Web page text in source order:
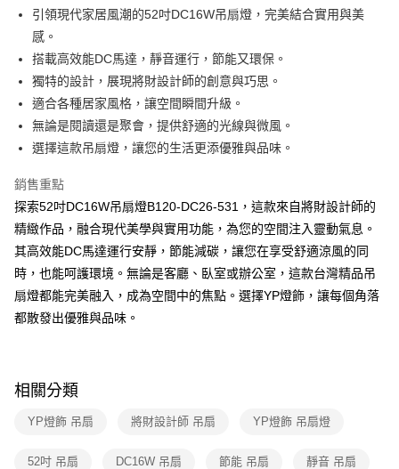
街口支付
悠遊付
Google Pay
全盈+PAY
AFTEE先享後付
【關於「AFTEE先享後付」】
AFTEE先享後付是「在收到商品之後才付款」的支付方式。 讓您購物簡單
便利好安心！
１．簡單：不需註冊會員、不需綁卡、不需儲值。
２．便利：只要手機號碼，簡訊認證，即可結帳。
【「AFTEE先享後付」結帳流程】
１．於結帳方式選擇「AFTEE先享後付」後，將跳轉至「AFTEE先享後付」
結帳頁面，進行簡訊認證並確認金額後，即可完成結帳。
※ 請注意：結帳手續完成當下不需立刻繳費，但若您需要取消訂單，請聯絡
後付繳納相關費用。
是否繳費成功／繳費後需取消欲退款等相關疑問，請聯繫「AFTEE先享後付
新竹貨運宅配
每筆NT$180，滿NT$5,000(含以上)免運費
引領現代家居風潮的52吋DC16W吊扇燈，完美結合實用與美
感。
搭載高效能DC馬達，靜音運行，節能又環保。
獨特的設計，展現將財設計師的創意與巧思。
適合各種居家風格，讓空間瞬間升級。
無論是閱讀還是聚會，提供舒適的光線與微風。
選擇這款吊扇燈，讓您的生活更添優雅與品味。
銷售重點
探索52吋DC16W吊扇燈B120-DC26-531，這款來自將財設計師的
精緻作品，融合現代美學與實用功能，為您的空間注入靈動氣息。
其高效能DC馬達運行安靜，節能減碳，讓您在享受舒適涼風的同
時，也能呵護環境。無論是客廳、臥室或辦公室，這款台灣精品吊
扇燈都能完美融入，成為空間中的焦點。選擇YP燈飾，讓每個角落
都散發出優雅與品味。
相關分類
YP燈飾 吊扇 將財設計師 吊扇 YP燈飾 吊扇燈
52吋 吊扇 DC16W 吊扇 節能 吊扇 靜音 吊扇